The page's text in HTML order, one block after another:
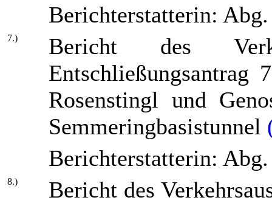
Berichterstatterin:
7.)
Bericht des
Entschließungsantrag
Rosenstingl und
Semmeringbasistunnel
Berichterstatterin:
8.)
Bericht des